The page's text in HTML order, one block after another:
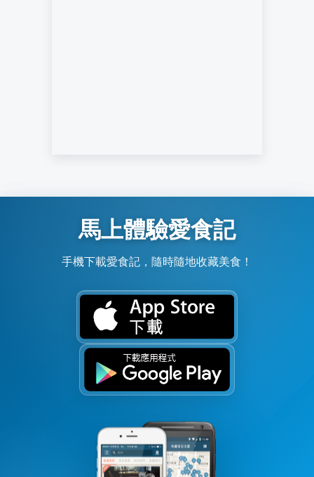
馬上體驗愛食記
手機下載愛食記，隨時隨地收藏美食！